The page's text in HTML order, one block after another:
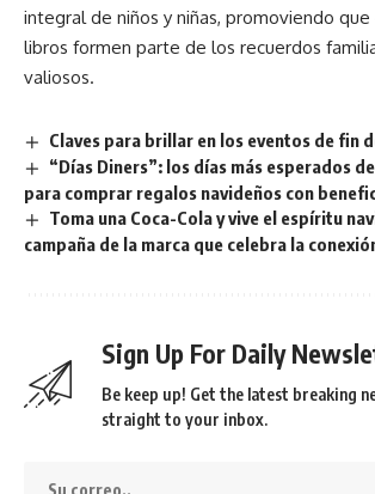
integral de niños y niñas, promoviendo
libros formen parte de los recuerdos
valiosos.
Claves para brillar en los eventos de fin
“Días Diners”: los días más esperados
para comprar regalos navideños con
Toma una Coca-Cola y vive el espíritu
campaña de la marca que celebra la
Sign Up For Daily
Be keep up! Get the latest breaking
straight to your inbox.